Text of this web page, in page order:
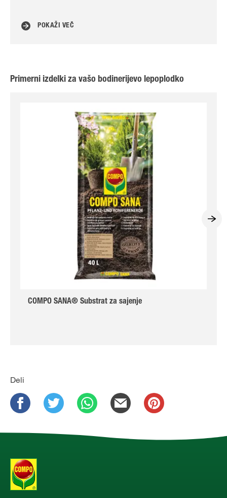
POKAŽI VEČ
Primerni izdelki za vašo bodinerijevo lepoplodko
COMPO SANA® Substrat za sajenje
Deli